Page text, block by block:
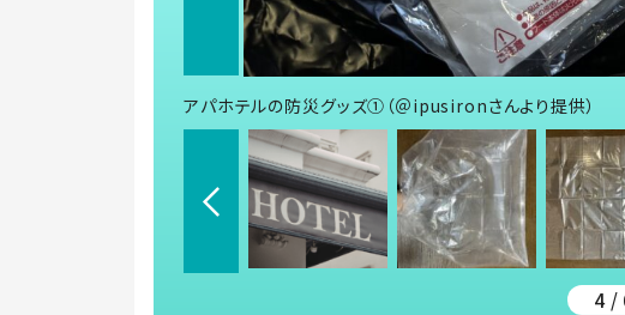
アパホテルの防災グッズ①（＠ipusironさんより提供）
4 /